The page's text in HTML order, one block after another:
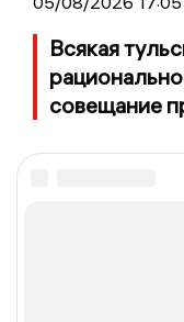
Всякая
совещание